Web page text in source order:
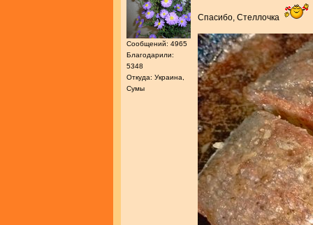
Сообщений: 4965
Благодарили:
5348
Откуда: Украина,
Сумы
Спасибо, Стеллочка